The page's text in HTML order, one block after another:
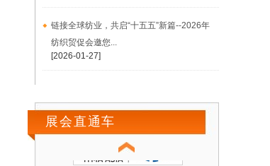
链接全球纺业，共启“十五五”新篇--2026年
纺织贸促会邀您...
[2026-01-27]
展会直通车